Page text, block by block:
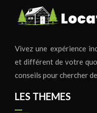
Vivez une expérience
et différent de votre
conseils pour chercher
LES THEMES